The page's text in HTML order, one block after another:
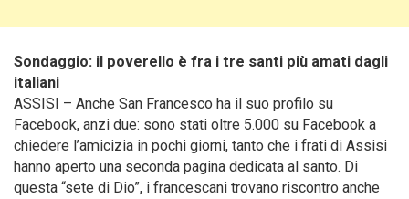
Sondaggio: il poverello è fra i tre santi più amati dagli
italiani
ASSISI – Anche San Francesco ha il suo profilo su
Facebook, anzi due: sono stati oltre 5.000 su Facebook a
chiedere l’amicizia in pochi giorni, tanto che i frati di Assisi
hanno aperto una seconda pagina dedicata al santo. Di
questa “sete di Dio”, i francescani trovano riscontro anche